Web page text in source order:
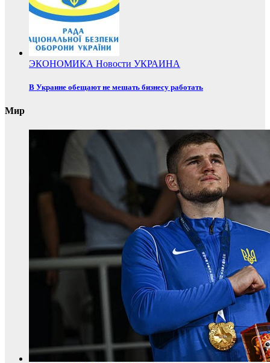
ЭКОНОМИКА Новости УКРАИНА
В Украине обещают не мешать бизнесу работать
Мир